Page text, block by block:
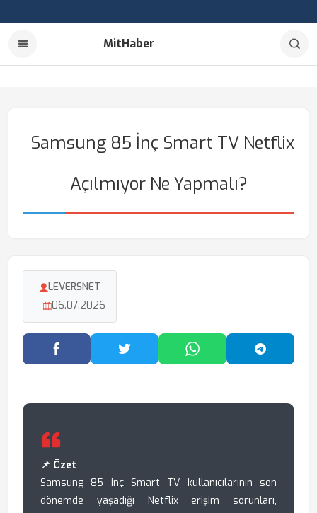
MitHaber
Samsung 85 İnç Smart TV Netflix
Açılmıyor Ne Yapmalı?
LEVERSNET
06.07.2026
Facebook'ta PaylaşTwitter'da PaylaşWhatsApp'ta Paylaş
📌 Özet
Samsung 85 inç Smart TV kullanıcılarının son
dönemde yaşadığı Netflix erişim sorunları,